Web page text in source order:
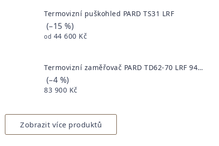
Termovizní puškohled PARD TS31 LRF
(–15 %)
od 44 600 Kč
Termovizní zaměřovač PARD TD62-70 LRF 940 nm
(–4 %)
83 900 Kč
Zobrazit více produktů